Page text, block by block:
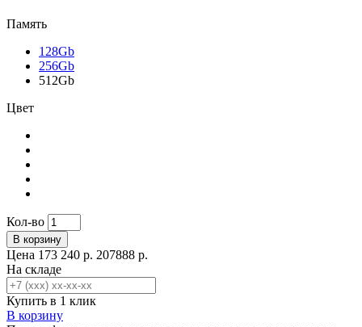
Память
128Gb
256Gb
512Gb
Цвет
Кол-во
В корзину
Цена 173 240 р. 207888 р.
На складе
Купить в 1 клик
В корзину